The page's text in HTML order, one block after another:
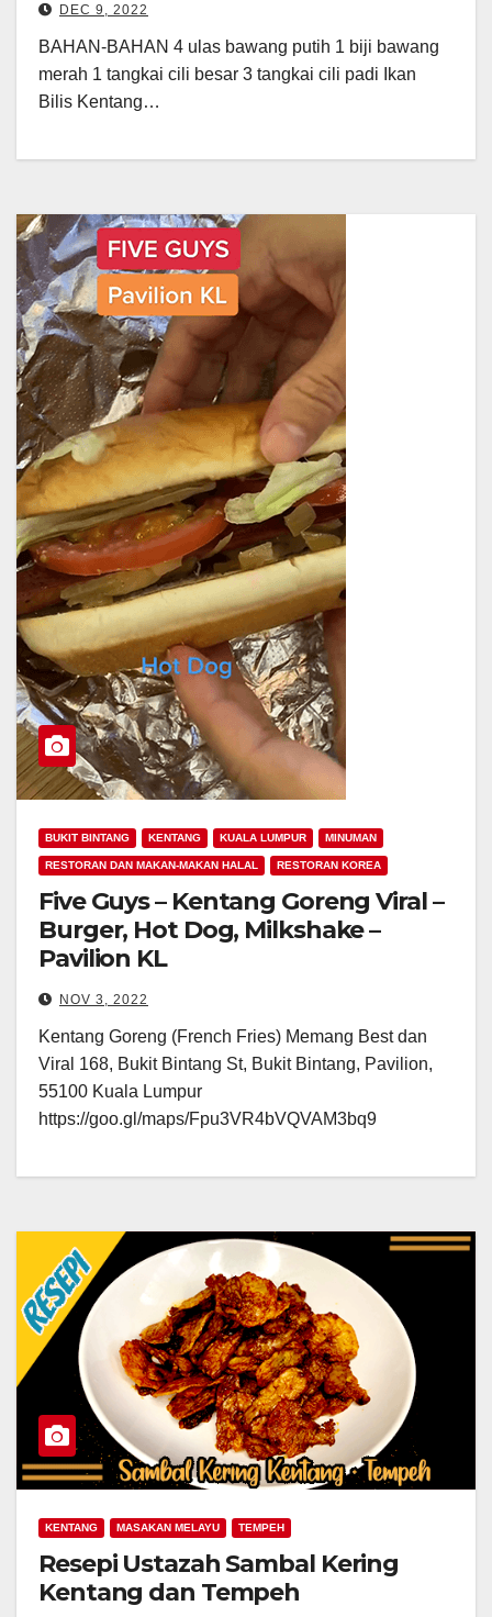
DEC 9, 2022
BAHAN-BAHAN 4 ulas bawang putih 1 biji bawang
merah 1 tangkai cili besar 3 tangkai cili padi Ikan
Bilis Kentang…
BUKIT BINTANG KENTANG KUALA LUMPUR MINUMAN
RESTORAN DAN MAKAN-MAKAN HALAL RESTORAN KOREA
Five Guys – Kentang Goreng Viral –
Burger, Hot Dog, Milkshake –
Pavilion KL
NOV 3, 2022
Kentang Goreng (French Fries) Memang Best dan
Viral 168, Bukit Bintang St, Bukit Bintang, Pavilion,
55100 Kuala Lumpur
https://goo.gl/maps/Fpu3VR4bVQVAM3bq9
KENTANG MASAKAN MELAYU TEMPEH
Resepi Ustazah Sambal Kering
Kentang dan Tempeh